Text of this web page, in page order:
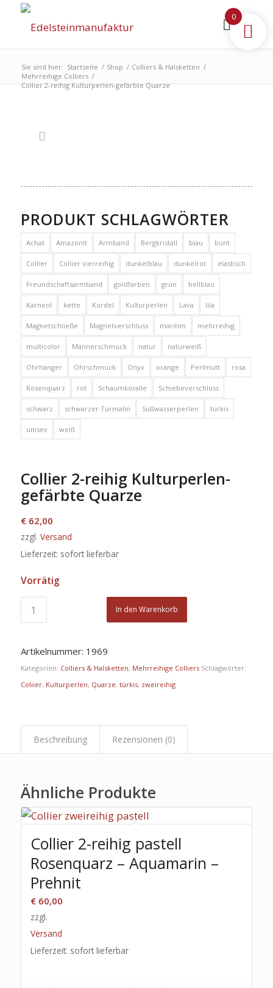
Sie sind hier: Startseite / Shop / Colliers & Halsketten /
Mehrreihige Colliers /
Collier 2-reihig Kulturperlen-gefärbte Quarze
PRODUKT SCHLAGWÖRTER
Achat Amazonit Armband Bergkristall blau bunt
Collier Collier vierreihig dunkelblau dunkelrot elastisch
Freundschaftsarmband goldfarben grün hellblau
Karneol kette Kordel Kulturperlen Lava lila
Magnetschließe Magnetverschluss maritim mehrreihig
multicolor Männerschmuck natur naturweiß
Ohrhänger Ohrschmuck Onyx orange Perlmutt rosa
Rosenquarz rot Schaumkoralle Schiebeverschluss
schwarz schwarzer Turmalin Süßwasserperlen türkis
unisex weiß
Collier 2-reihig Kulturperlen-
gefärbte Quarze
€62,00
zzgl. Versand
Lieferzeit: sofort lieferbar
Vorrätig
In den Warenkorb
Artikelnummer: 1969
Kategorien: Colliers & Halsketten, Mehrreihige Colliers Schlagwörter:
Coliier, Kulturperlen, Quarze, türkis, zweireihig
Beschreibung Rezensionen (0)
Ähnliche Produkte
Collier 2-reihig pastell
Rosenquarz – Aquamarin –
Prehnit
€60,00
zzgl.
Versand
Lieferzeit: sofort lieferbar
0